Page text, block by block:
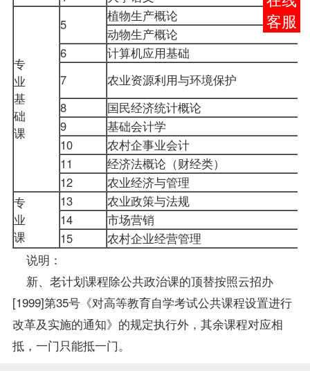
专
业
基
础
课
5
植物生产概论
动物生产概论
6
计算机应用基础
7
农业资源利用与环境保护
8
国民经济统计概论
9
基础会计学
10
农村企事业会计
11
经济法概论（财经类）
12
农业经济与管理
专
业
课
13 农业政策与法规
14
市场营销
15
农村企业经营管理
说明：
新、老计划课程除公共政治课的顶替按照云招办
[1999]第35号《对高等教育自学考试公共课程设置进行
改革及实施的通知》的规定执行外，其余课程对应相
抵，一门只能抵一门。
咨询